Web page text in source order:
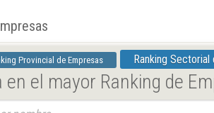
Provincial de Empresas Ranking Sectorial
el mayor Ranking de